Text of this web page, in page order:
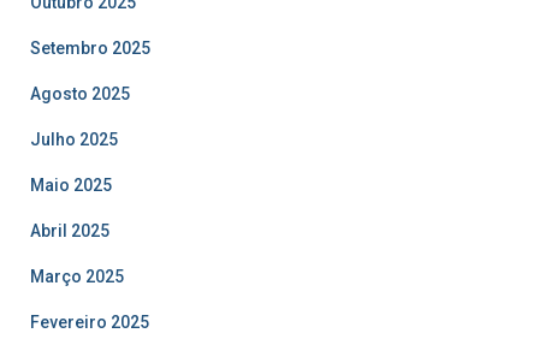
Setembro 2025
Agosto 2025
Julho 2025
Maio 2025
Abril 2025
Março 2025
Fevereiro 2025